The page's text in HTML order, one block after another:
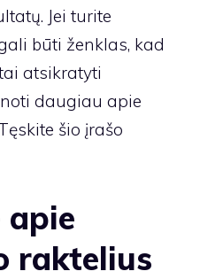
Jei turite
būti ženklas, kad
atsikratyti
daugiau apie
šio įrašo
apie
raktelius